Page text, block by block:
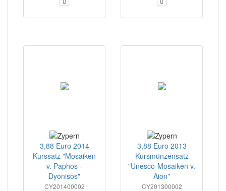
3,88 Euro 2014
Kurssatz "Mosaiken
v. Paphos -
Dyonisos"
CY201400002
3,88 Euro 2013
Kursmünzensatz
"Unesco-Mosaiken v.
Aion"
CY201300002